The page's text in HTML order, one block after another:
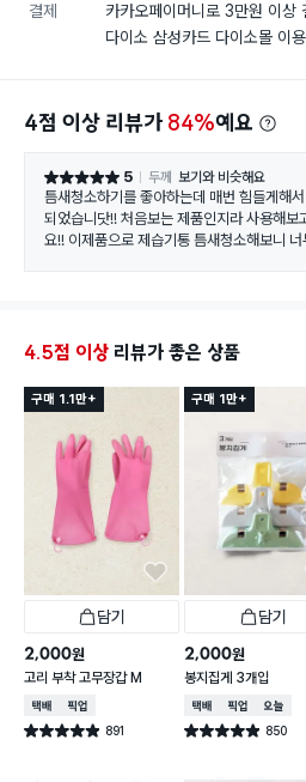
결제
카카오페이머니로 3만원 이상
다이소 삼성카드 다이소몰 이
4점 이상 리뷰가 84%예요
별점 5점 5 두께 보기와 비슷해요
틈새청소하기를 좋아하는데 매번 힘들게해서
되었습니닷!! 처음보는 제품인지라 사용해보
요!! 이제품으로 제습기통 틈새청소해보니
4.5점 이상 리뷰가 좋은 상품
구매 1.1만+
담기
2,000원
고리 부착 고무장갑 M
택배배송매장픽업
별점 4.9점 891
건 작성
구매 1만+
담기
2,000원
봉지집게 3개입
택배배송매장픽업오늘배송
별점 4.9점 850
건 작성